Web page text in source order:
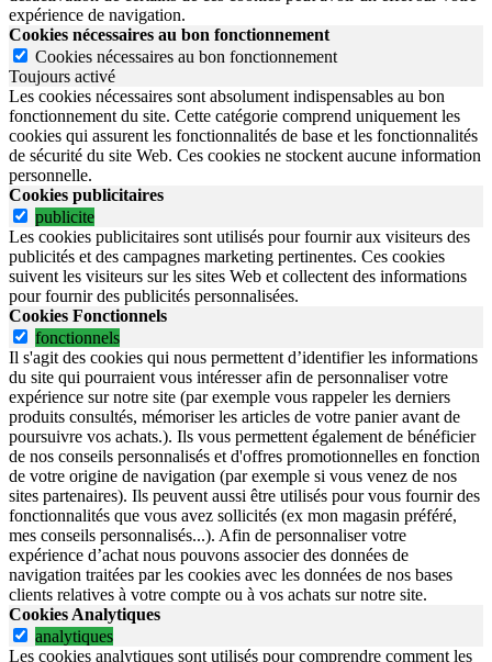
expérience de navigation.
Cookies nécessaires au bon fonctionnement
Cookies nécessaires au bon fonctionnement
Toujours activé
Les cookies nécessaires sont absolument indispensables au bon
fonctionnement du site. Cette catégorie comprend uniquement les
cookies qui assurent les fonctionnalités de base et les fonctionnalités
de sécurité du site Web. Ces cookies ne stockent aucune information
personnelle.
Cookies publicitaires
publicite
Les cookies publicitaires sont utilisés pour fournir aux visiteurs des
publicités et des campagnes marketing pertinentes. Ces cookies
suivent les visiteurs sur les sites Web et collectent des informations
pour fournir des publicités personnalisées.
Cookies Fonctionnels
fonctionnels
Il s'agit des cookies qui nous permettent d’identifier les informations
du site qui pourraient vous intéresser afin de personnaliser votre
expérience sur notre site (par exemple vous rappeler les derniers
produits consultés, mémoriser les articles de votre panier avant de
poursuivre vos achats.). Ils vous permettent également de bénéficier
de nos conseils personnalisés et d'offres promotionnelles en fonction
de votre origine de navigation (par exemple si vous venez de nos
sites partenaires). Ils peuvent aussi être utilisés pour vous fournir des
fonctionnalités que vous avez sollicités (ex mon magasin préféré,
mes conseils personnalisés...). Afin de personnaliser votre
expérience d’achat nous pouvons associer des données de
navigation traitées par les cookies avec les données de nos bases
clients relatives à votre compte ou à vos achats sur notre site.
Cookies Analytiques
analytiques
Les cookies analytiques sont utilisés pour comprendre comment les